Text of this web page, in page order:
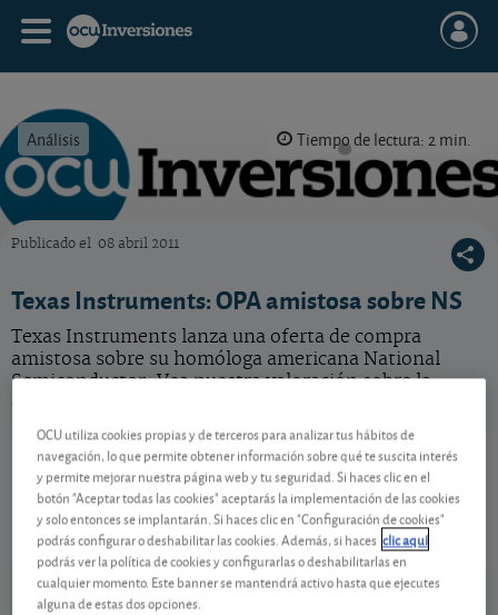
Análisis Tiempo de lectura: 2 min.
Publicado el 08 abril 2011
Texas Instruments: OPA amistosa sobre NS
Texas Instruments lanza una oferta de compra
amistosa sobre su homóloga americana National
Semiconductor. Vea nuestra valoración sobre la
Texas Instruments
US8825081040
07/08/2026 Nasdaq
286,08 USD
7,68 USD (2,76 %)
Ver detalladamente
OCU utiliza cookies propias y de terceros para analizar tus hábitos de
navegación, lo que permite obtener información sobre qué te suscita interés
y permite mejorar nuestra página web y tu seguridad. Si haces clic en el
botón "Aceptar todas las cookies" aceptarás la implementación de las cookies
y solo entonces se implantarán. Si haces clic en "Configuración de cookies"
podrás configurar o deshabilitar las cookies. Además, si haces clic aquí
podrás ver la política de cookies y configurarlas o deshabilitarlas en
cualquier momento. Este banner se mantendrá activo hasta que ejecutes
alguna de estas dos opciones.